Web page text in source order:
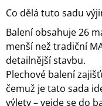
Co dělá tuto sadu
Balení obsahuje 26
menší než tradiční
detailnější stavbu.
Plechové balení
čemuž je tato sada
výlety – vejde se do